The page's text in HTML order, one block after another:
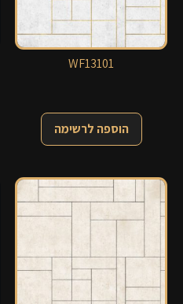
WF13101
הוספה לרשימה